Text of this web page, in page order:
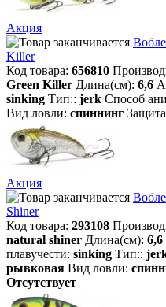
Акция
Killer
Код товара: 656810
Green Killer Длина(см): 6,6
sinking Тип:: jerk Способ
Вид ловли: спиннинг
Акция
Shiner
Код товара: 293108
natural shiner Длина(см): 6,6
плавучести: sinking Тип::
рывковая Вид ловли:
Отсутствует